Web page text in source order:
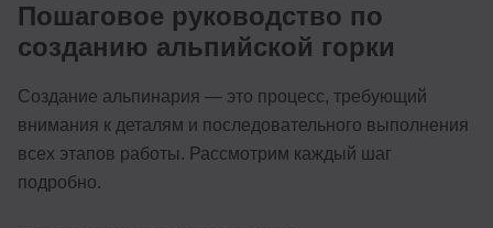
Пошаговое руководство по
созданию альпийской горки
Создание альпинария — это процесс, требующий
внимания к деталям и последовательного выполнения
всех этапов работы. Рассмотрим каждый шаг
подробно.